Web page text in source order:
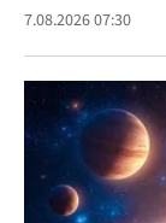
7.08.2026 07:30